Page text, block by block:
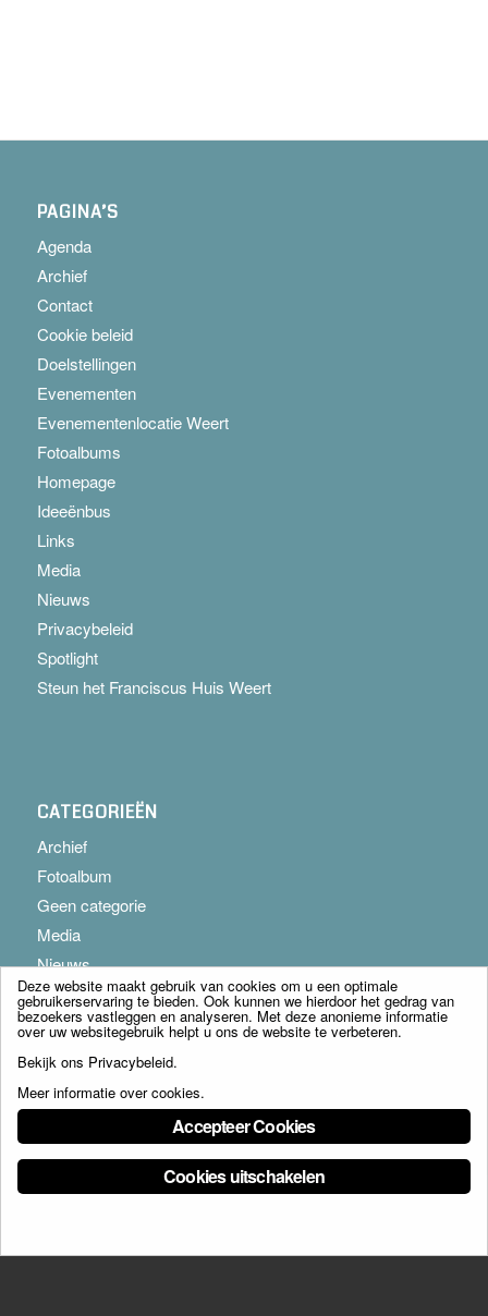
PAGINA’S
Agenda
Archief
Contact
Cookie beleid
Doelstellingen
Evenementen
Evenementenlocatie Weert
Fotoalbums
Homepage
Ideeënbus
Links
Media
Nieuws
Privacybeleid
Spotlight
Steun het Franciscus Huis Weert
CATEGORIEËN
Archief
Fotoalbum
Geen categorie
Media
Nieuws
© Copyright - Franciscus Huis Weert B.V. - webdesign:
Deze website maakt gebruik van cookies om u een optimale
gebruikerservaring te bieden. Ook kunnen we hierdoor het gedrag van
bezoekers vastleggen en analyseren. Met deze anonieme informatie
over uw websitegebruik helpt u ons de website te verbeteren.
Bekijk ons Privacybeleid.
Meer informatie over cookies.
Accepteer Cookies
Cookies uitschakelen